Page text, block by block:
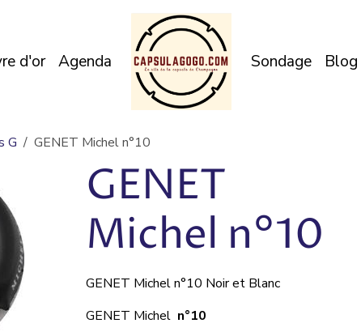
d'or Agenda Sondage Blog
G GENET Michel n°10
GENET
Michel n°10
GENET Michel n°10 Noir et Blanc
GENET Michel n°10